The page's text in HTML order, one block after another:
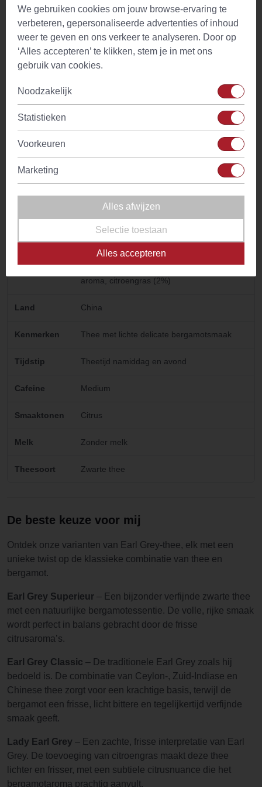
Type Zwarte thee
Smaakprofiel Fris en Krachtig
Zonder melk zonder suiker. Met
sinaasappel- of citroenschijfje
aroma, citroengras (2%)
Land China
Kenmerken Thee met lichte delicate bergamotsmaak
Tijdstip Theetijd namiddag en avond
Cafeine Medium
Smaaktonen Citrus
Melk Zonder melk
Theesoort Zwarte thee
De beste keuze voor mij
Ontdek onze varianten van Earl Grey-thee, elk met een
unieke twist op de klassieke combinatie van thee en
bergamot.
Earl Grey Superieur – Een bijzonder verfijnde zwarte thee
met een natuurlijke bergamotessentie. De volle, rijke smaak
wordt perfect in balans gebracht door de frisse
citrusaroma’s.
Earl Grey Classic – De traditionele Earl Grey zoals hij
bedoeld is. De combinatie van Ceylon-, Zuid-Indiase en
Chinese thee zorgt voor een krachtige basis, terwijl de
bergamot een frisse, licht bittere en tegelijkertijd verfijnde
smaak geeft.
Lady Earl Grey – Een zachte, frisse interpretatie van Earl
Grey. De toevoeging van citroengras maakt deze thee
lichter en frisser, met een subtiele citrusnuance die het
bergamotaroma prachtig aanvult.
We gebruiken cookies om jouw browse-ervaring te
verbeteren, gepersonaliseerde advertenties of inhoud
weer te geven en ons verkeer te analyseren. Door op
‘Alles accepteren’ te klikken, stem je in met ons
gebruik van cookies.
Noodzakelijk
Statistieken
Voorkeuren
Marketing
Alles afwijzen
Selectie toestaan
Alles accepteren